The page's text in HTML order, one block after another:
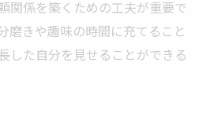
関係を築くための工夫が重要で
磨きや趣味の時間に充てること
した自分を見せることができる